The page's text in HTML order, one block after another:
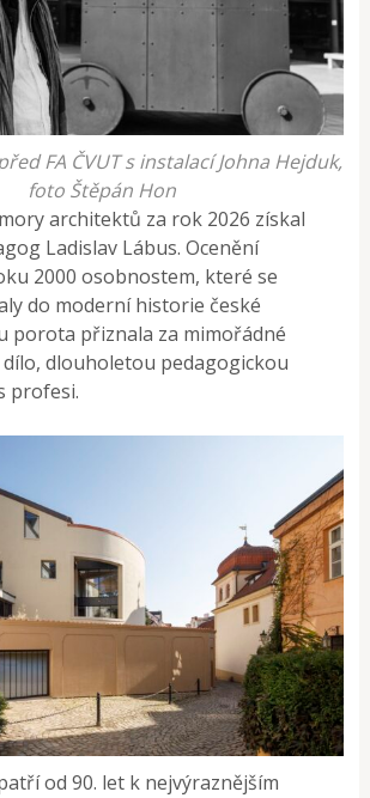
FA ČVUT s instalací Johna Hejduk,
foto Štěpán Hon
architektů za rok 2026 získal
Ladislav Lábus. Ocenění
2000 osobnostem, které se
do moderní historie české
porota přiznala za mimořádné
dlouholetou pedagogickou
profesi.
od 90. let k nejvýraznějším